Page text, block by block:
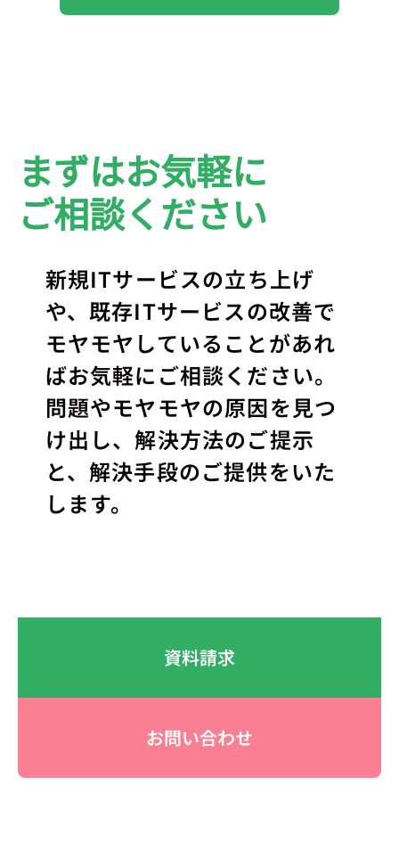
まずはお気軽に
ご相談ください
新規ITサービスの立ち上げ
や、既存ITサービスの改善で
モヤモヤしていることがあれ
ばお気軽にご相談ください。
問題やモヤモヤの原因を見つ
け出し、解決方法のご提示
と、解決手段のご提供をいた
します。
お問い合わせ
資料請求